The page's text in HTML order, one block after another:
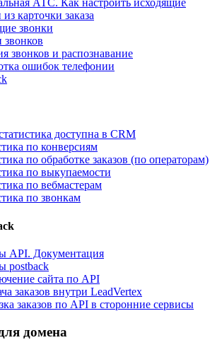
карточки заказа
звонки
звонков
звонков и распознавание
ошибок телефонии
доступна в CRM
по конверсиям
по обработке заказов (по операторам)
по выкупаемости
по вебмастерам
по звонкам
API. Документация
postback
сайта по API
заказов внутри LeadVertex
заказов по API в сторонние сервисы
домена